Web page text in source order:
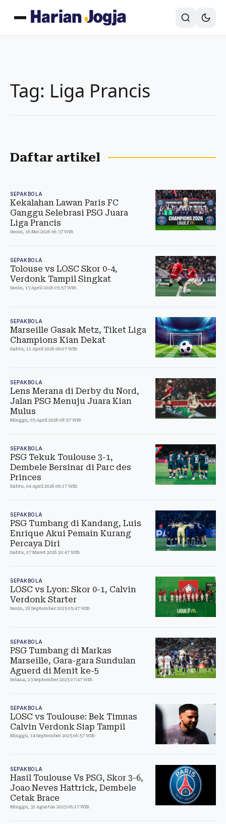
Tag: Liga Prancis
Daftar artikel
SEPAKBOLA
Kekalahan Lawan Paris FC
Ganggu Selebrasi PSG Juara
Liga Prancis
Senin, 18 Mei 2026 06:37 WIB
SEPAKBOLA
Tolouse vs LOSC Skor 0-4,
Verdonk Tampil Singkat
Senin, 13 April 2026 05:57 WIB
SEPAKBOLA
Marseille Gasak Metz, Tiket Liga
Champions Kian Dekat
Sabtu, 11 April 2026 08:07 WIB
SEPAKBOLA
Lens Merana di Derby du Nord,
Jalan PSG Menuju Juara Kian
Mulus
Minggu, 05 April 2026 09:57 WIB
SEPAKBOLA
PSG Tekuk Toulouse 3-1,
Dembele Bersinar di Parc des
Princes
Sabtu, 04 April 2026 08:17 WIB
SEPAKBOLA
PSG Tumbang di Kandang, Luis
Enrique Akui Pemain Kurang
Percaya Diri
Sabtu, 07 Maret 2026 20:47 WIB
SEPAKBOLA
LOSC vs Lyon: Skor 0-1, Calvin
Verdonk Starter
Senin, 29 September 2025 05:47 WIB
SEPAKBOLA
PSG Tumbang di Markas
Marseille, Gara-gara Sundulan
Aguerd di Menit ke-5
Selasa, 23 September 2025 07:47 WIB
SEPAKBOLA
LOSC vs Toulouse: Bek Timnas
Calvin Verdonk Siap Tampil
Minggu, 14 September 2025 06:57 WIB
SEPAKBOLA
Hasil Toulouse Vs PSG, Skor 3-6,
Joao Neves Hattrick, Dembele
Cetak Brace
Minggu, 31 Agustus 2025 08:17 WIB